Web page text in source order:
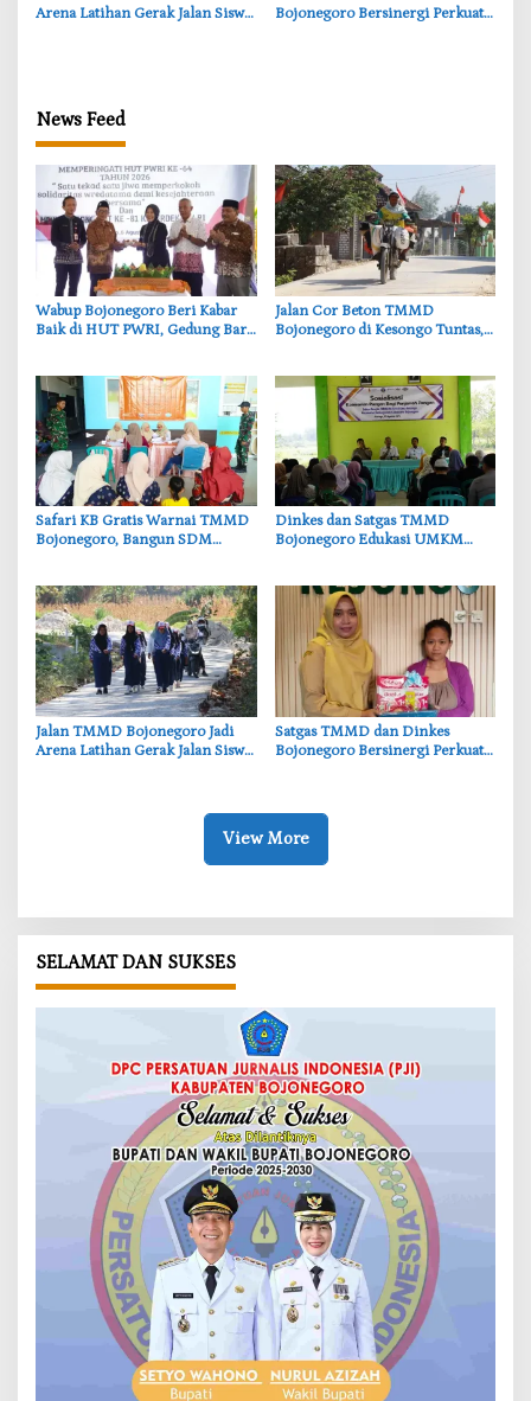
Arena Latihan Gerak Jalan Siswa
Bojonegoro Bersinergi Perkuat
News Feed
‎Wabup Bojonegoro Beri Kabar
Baik di HUT PWRI, Gedung Baru
‎Jalan Cor Beton TMMD
Bojonegoro di Kesongo Tuntas,
‎Safari KB Gratis Warnai TMMD
Bojonegoro, Bangun SDM
‎Dinkes dan Satgas TMMD
Bojonegoro Edukasi UMKM
‎Jalan TMMD Bojonegoro Jadi
Arena Latihan Gerak Jalan Siswa
‎Satgas TMMD dan Dinkes
Bojonegoro Bersinergi Perkuat
View More
SELAMAT DAN SUKSES